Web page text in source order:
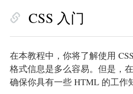
CSS 入门
在本教程中，你将了解使用
格式信息是多么容易。但是，
确保你具有一些 HTML 的工作